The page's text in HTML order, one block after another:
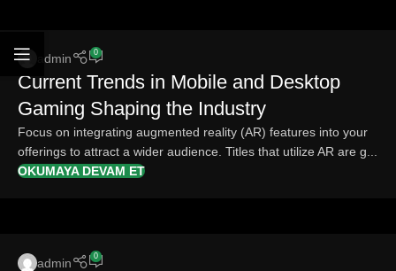
admin 0
Current Trends in Mobile and Desktop
Gaming Shaping the Industry
Focus on integrating augmented reality (AR) features into your
offerings to attract a wider audience. Titles that utilize AR are g...
OKUMAYA DEVAM ET
admin 0